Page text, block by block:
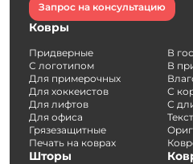
Запрос на консультацию
Ковры
Придверные
С логотипом
Для примерочных
Для хоккеистов
Для лифтов
Для офиса
Грязезащитные
Печать на коврах
В
В
С
С
Шторы